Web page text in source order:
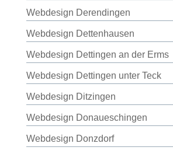
Webdesign Derendingen
Webdesign Dettenhausen
Webdesign Dettingen an der Erms
Webdesign Dettingen unter Teck
Webdesign Ditzingen
Webdesign Donaueschingen
Webdesign Donzdorf